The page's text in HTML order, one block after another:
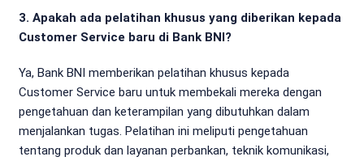
3. Apakah ada pelatihan khusus yang diberikan kepada
Customer Service baru di Bank BNI?
Ya, Bank BNI memberikan pelatihan khusus kepada
Customer Service baru untuk membekali mereka dengan
pengetahuan dan keterampilan yang dibutuhkan dalam
menjalankan tugas. Pelatihan ini meliputi pengetahuan
tentang produk dan layanan perbankan, teknik komunikasi,